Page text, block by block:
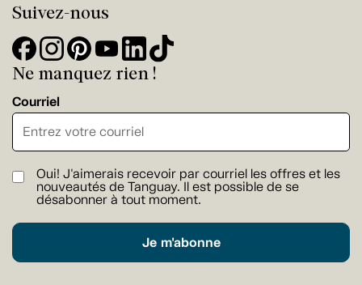
Suivez-nous
Ne manquez rien !
Courriel
Oui! J'aimerais recevoir par courriel les offres et les
nouveautés de Tanguay. Il est possible de se
désabonner à tout moment.
Je m'abonne